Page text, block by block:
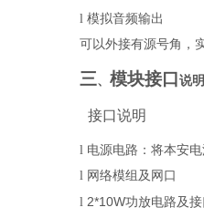
l 模拟音频输出
可以外接有源号角，
三、 模块接口 说明
接口说明
l 电源电路：将本安
l 网络模组及网口
l 2*10W功放电路及